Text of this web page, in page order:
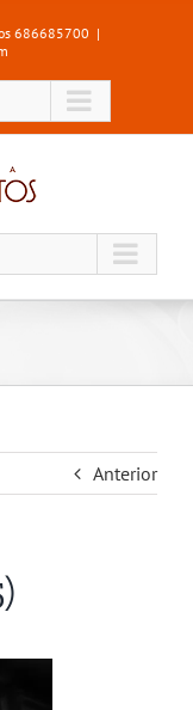
686685700 |
Anterior